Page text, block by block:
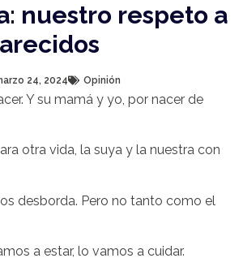
nuestro respeto a
24, 2024 Opinión
Y su mamá y yo, por nacer de
otra vida, la suya y la nuestra con
desborda. Pero no tanto como el
a estar, lo vamos a cuidar.